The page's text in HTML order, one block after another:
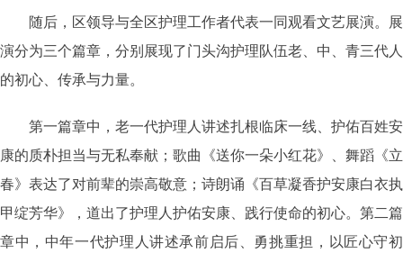
随后，区领导与全区护理工作者代表一同观看文艺展演。展
演分为三个篇章，分别展现了门头沟护理队伍老、中、青三代人
的初心、传承与力量。
第一篇章中，老一代护理人讲述扎根临床一线、护佑百姓安
康的质朴担当与无私奉献；歌曲《送你一朵小红花》、舞蹈《立
春》表达了对前辈的崇高敬意；诗朗诵《百草凝香护安康白衣执
甲绽芳华》，道出了护理人护佑安康、践行使命的初心。第二篇
章中，中年一代护理人讲述承前启后、勇挑重担，以匠心守初